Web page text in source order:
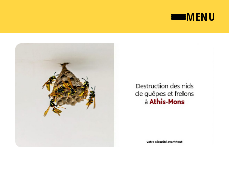
MENU
QUI SOMMES NOUS ?
NEWSROOM
Passer